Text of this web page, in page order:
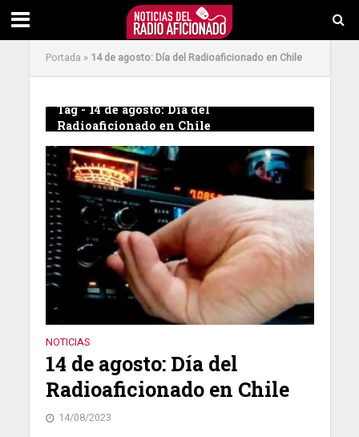
Portada » 14 de agosto: Día del Radioaficionado en Chile
Tag - 14 de agosto: Día del
Radioaficionado en Chile
NOTICIAS
14 de agosto: Día del
Radioaficionado en Chile
14/08/2023